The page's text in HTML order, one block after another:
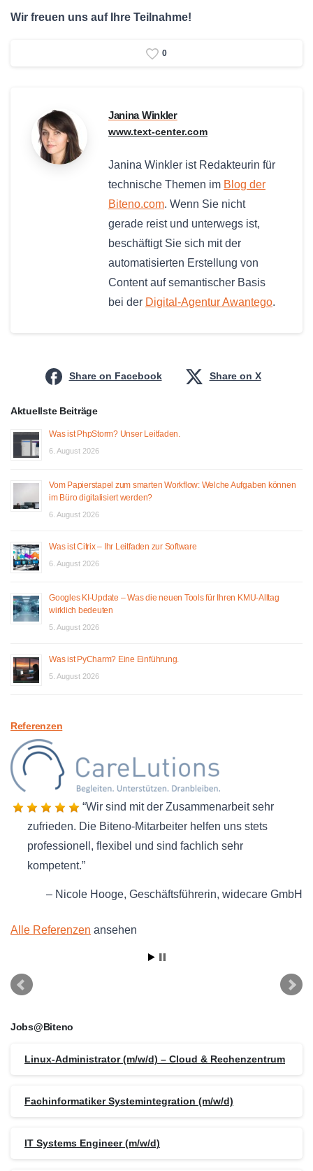
Wir freuen uns auf Ihre Teilnahme!
0
Janina Winkler
www.text-center.com
Janina Winkler ist Redakteurin für
technische Themen im Blog der
Biteno.com. Wenn Sie nicht
gerade reist und unterwegs ist,
beschäftigt Sie sich mit der
automatisierten Erstellung von
Content auf semantischer Basis
bei der Digital-Agentur Awantego.
Share on Facebook Share on X
Aktuellste Beiträge
Was ist PhpStorm? Unser Leitfaden.
6. August 2026
Vom Papierstapel zum smarten Workflow: Welche Aufgaben können
im Büro digitalisiert werden?
6. August 2026
Was ist Citrix – Ihr Leitfaden zur Software
6. August 2026
Googles KI-Update – Was die neuen Tools für Ihren KMU-Alltag
wirklich bedeuten
5. August 2026
Was ist PyCharm? Eine Einführung.
5. August 2026
Referenzen
Wir sind mit der Zusammenarbeit sehr
zufrieden. Die Biteno-Mitarbeiter helfen uns stets
professionell, flexibel und sind fachlich sehr
kompetent.
Nicole Hooge Geschäftsführerin widecare GmbH
Alle Referenzen ansehen
Jobs@Biteno
Linux-Administrator (m/w/d) – Cloud & Rechenzentrum
Fachinformatiker Systemintegration (m/w/d)
IT Systems Engineer (m/w/d)